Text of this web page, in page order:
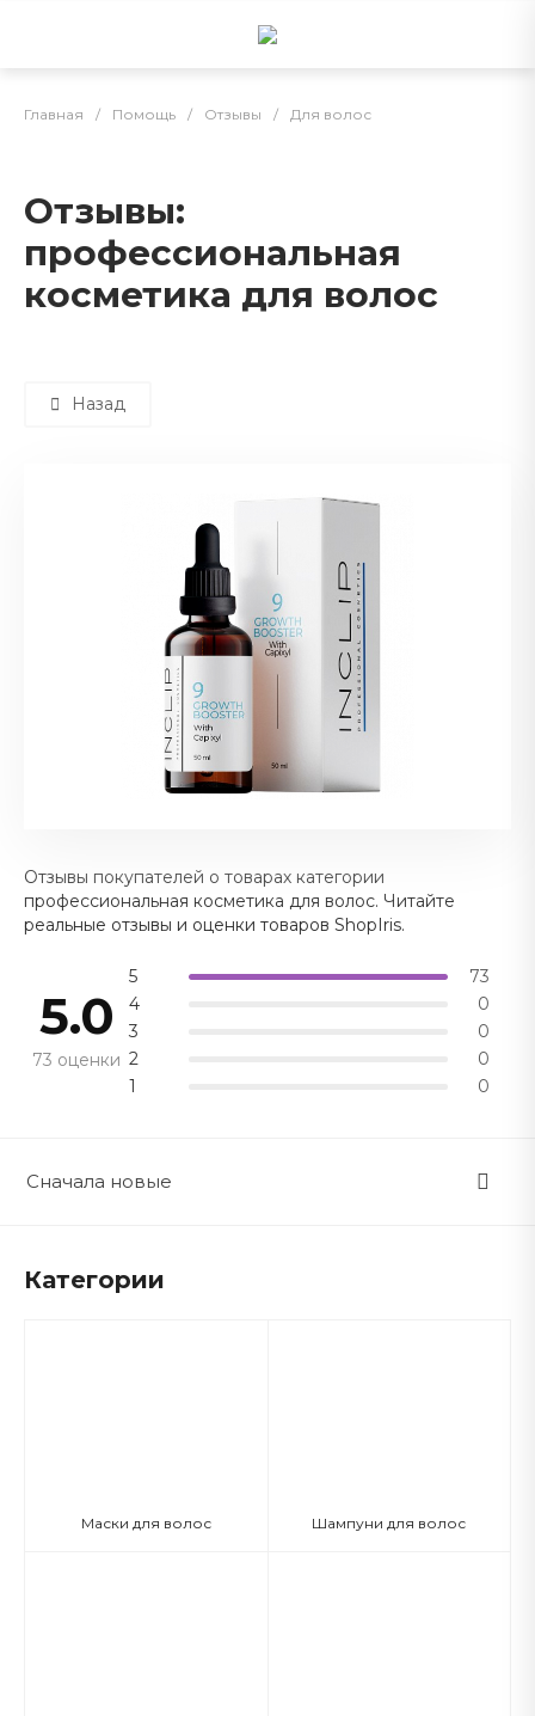
Главная / Помощь / Отзывы / Для волос
Отзывы:
профессиональная
косметика для волос
Назад
Отзывы покупателей о товарах категории
профессиональная косметика для волос. Читайте
реальные отзывы и оценки товаров ShopIris.
5.0
73 оценки
5
73
4
0
3
0
2
0
1
0
Сначала новые
Категории
Маски для волос Шампуни для волос